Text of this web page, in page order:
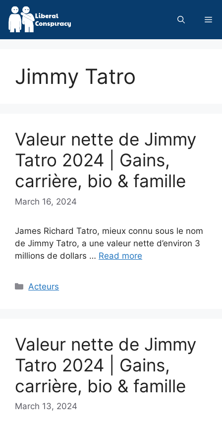
Skip
content
Jimmy Tatro
Valeur nette de Jimmy
Tatro 2024 | Gains,
carrière, bio & famille
March 16, 2024
James Richard Tatro, mieux connu sous le nom
de Jimmy Tatro, a une valeur nette d’environ 3
millions de dollars … Read more
Categories
Acteurs
Valeur nette de Jimmy
Tatro 2024 | Gains,
carrière, bio & famille
March 13, 2024